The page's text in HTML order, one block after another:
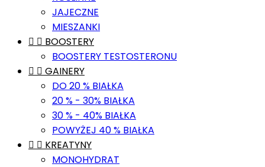
JAJECZNE
MIESZANKI
  BOOSTERY
BOOSTERY TESTOSTERONU
  GAINERY
DO 20 % BIAŁKA
20 % - 30% BIAŁKA
30 % - 40% BIAŁKA
POWYŻEJ 40 % BIAŁKA
  KREATYNY
MONOHYDRAT